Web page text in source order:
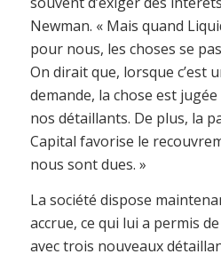
Newman. « Mais quand
pour nous, les choses se
On dirait que, lorsque c’est
demande, la chose est
nos détaillants. De plus, la
Capital favorise le
nous sont dues. »
La société dispose
accrue, ce qui lui a permis
avec trois nouveaux